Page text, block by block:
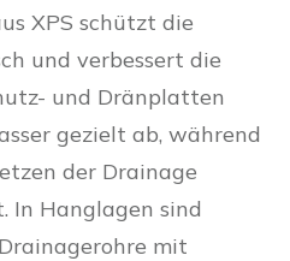
XPS schützt die
und verbessert die
und Dränplatten
gezielt ab, während
der Drainage
In Hanglagen sind
mit